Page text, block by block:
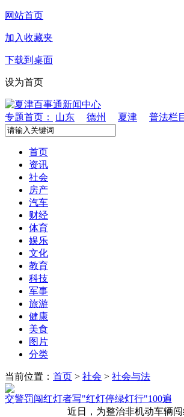
网站首页
加入收藏夹
下载到桌面
设为首页
专题首页： 山东 德州 夏津 普法栏
首页
资讯
社会
房产
汽车
财经
体育
娱乐
文化
教育
科技
军事
旅游
健康
美食
图片
分类
当前位置： 首页 > 社会 > 社会与法
交警罚闯红灯者写"红灯停绿灯行"100遍
近日，为整治非机动车辆闯红灯，山